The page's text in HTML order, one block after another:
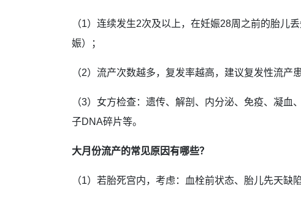
（1）连续发生2次及以上，在妊娠28周之前的胎儿
娠）；
（2）流产次数越多，复发率越高，建议复发性流产
（3）女方检查：遗传、解剖、内分泌、免疫、凝
子DNA碎片等。
大月份流产的常见原因有哪些？
（1）若胎死宫内，考虑：血栓前状态、胎儿先天缺